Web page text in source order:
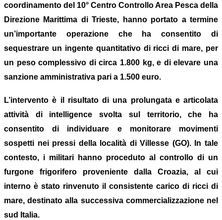
coordinamento del 10° Centro Controllo Area Pesca della
Direzione Marittima di Trieste, hanno portato a termine
un’importante operazione che ha consentito di
sequestrare un ingente quantitativo di ricci di mare, per
un peso complessivo di circa 1.800 kg, e di elevare una
sanzione amministrativa pari a 1.500 euro.
L’intervento è il risultato di una prolungata e articolata
attività di intelligence svolta sul territorio, che ha
consentito di individuare e monitorare movimenti
sospetti nei pressi della località di Villesse (GO). In tale
contesto, i militari hanno proceduto al controllo di un
furgone frigorifero proveniente dalla Croazia, al cui
interno è stato rinvenuto il consistente carico di ricci di
mare, destinato alla successiva commercializzazione nel
sud Italia.